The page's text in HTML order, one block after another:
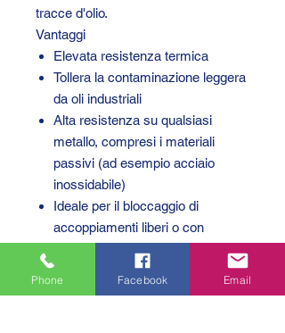
tracce d'olio.
Vantaggi
Elevata resistenza termica
Tollera la contaminazione leggera
da oli industriali
Alta resistenza su qualsiasi
metallo, compresi i materiali
passivi (ad esempio acciaio
inossidabile)
Ideale per il bloccaggio di
accoppiamenti liberi o con
P1 NSF Reg. No.: 148350
Phone Facebook Email